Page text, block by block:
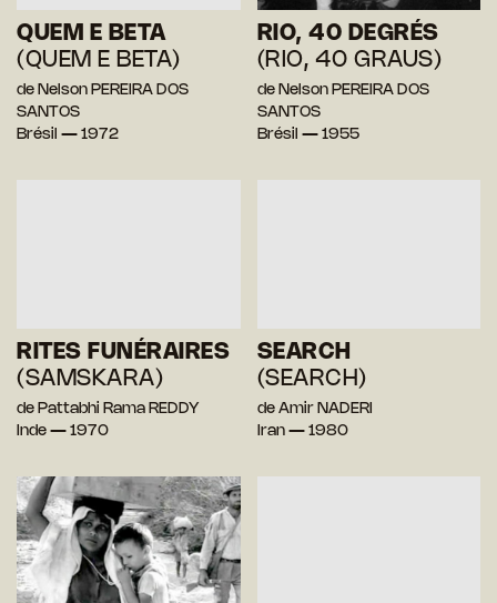
QUEM E BETA
(QUEM E BETA)
de Nelson PEREIRA DOS
SANTOS
Brésil — 1972
RIO, 40 DEGRÉS
(RIO, 40 GRAUS)
de Nelson PEREIRA DOS
SANTOS
Brésil — 1955
RITES FUNÉRAIRES
(SAMSKARA)
de Pattabhi Rama REDDY
Inde — 1970
SEARCH
(SEARCH)
de Amir NADERI
Iran — 1980